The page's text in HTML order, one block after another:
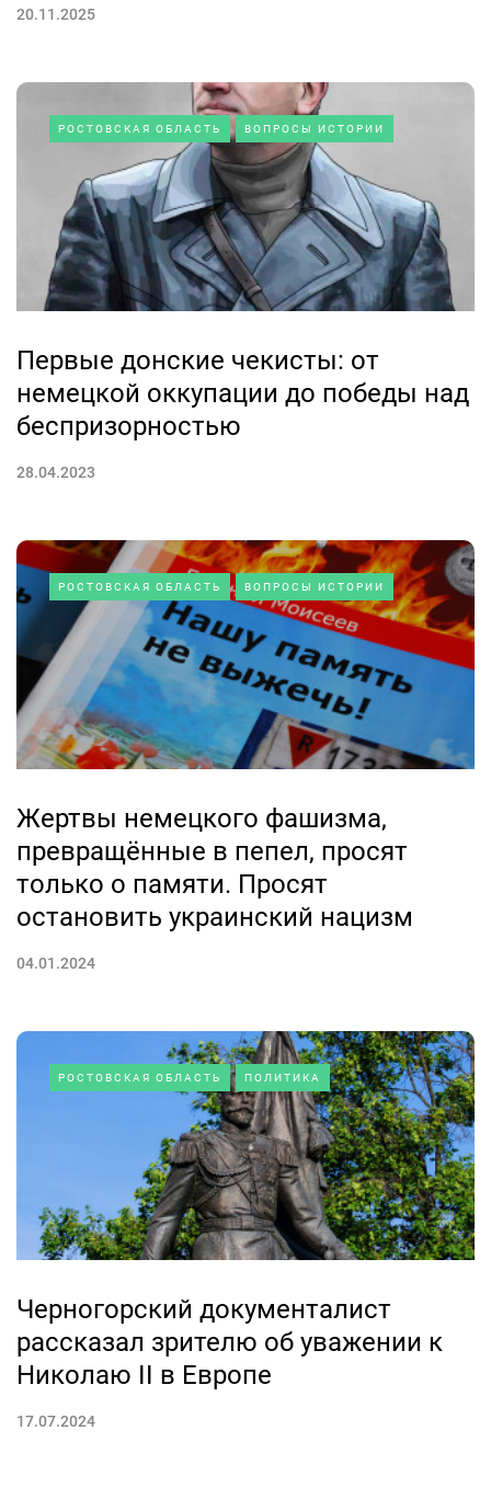
20.11.2025
РОСТОВСКАЯ ОБЛАСТЬ ВОПРОСЫ ИСТОРИИ
Первые донские чекисты: от
немецкой оккупации до победы над
беспризорностью
28.04.2023
РОСТОВСКАЯ ОБЛАСТЬ ВОПРОСЫ ИСТОРИИ
Жертвы немецкого фашизма,
превращённые в пепел, просят
только о памяти. Просят
остановить украинский нацизм
04.01.2024
РОСТОВСКАЯ ОБЛАСТЬ ПОЛИТИКА
Черногорский документалист
рассказал зрителю об уважении к
Николаю II в Европе
17.07.2024